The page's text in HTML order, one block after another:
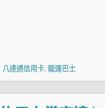
八達通信用卡, 龍運巴士